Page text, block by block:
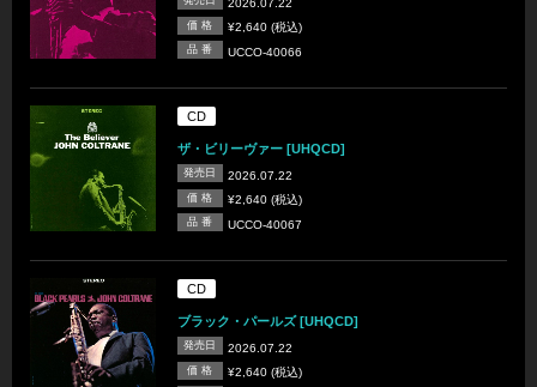
2026.07.22
価 格 ¥2,640 (税込)
品 番 UCCO-40066
CD
ザ・ビリーヴァー [UHQCD]
発売日 2026.07.22
価 格 ¥2,640 (税込)
品 番 UCCO-40067
CD
ブラック・パールズ [UHQCD]
発売日 2026.07.22
価 格 ¥2,640 (税込)